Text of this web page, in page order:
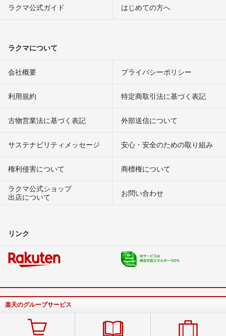
ラクマ公式ガイド はじめての方へ
ラクマについて
会社概要 プライバシーポリシー
利用規約 特定商取引法に基づく表記
古物営業法に基づく表記 外部送信について
サステナビリティメッセージ 安心・安全のための取り組み
権利侵害について
商標権について
ラクマ公式ショップ
出店について
お問い合わせ
リンク
楽天のグループサービス